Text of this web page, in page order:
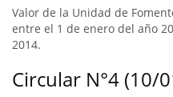
Valor de la Unidad de
entre el 1 de enero del año
2014.
Circular N°4 (10/